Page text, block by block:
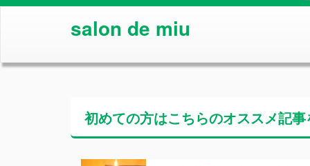
salon de miu
初めての方はこちらのオススメ記